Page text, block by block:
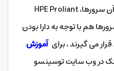
جهان به فروش می‌رسد، یکی از آن سرورها، HPE Proliant
هم با توجه به دارا بودن
آموزش
در وب سایت توسینسو